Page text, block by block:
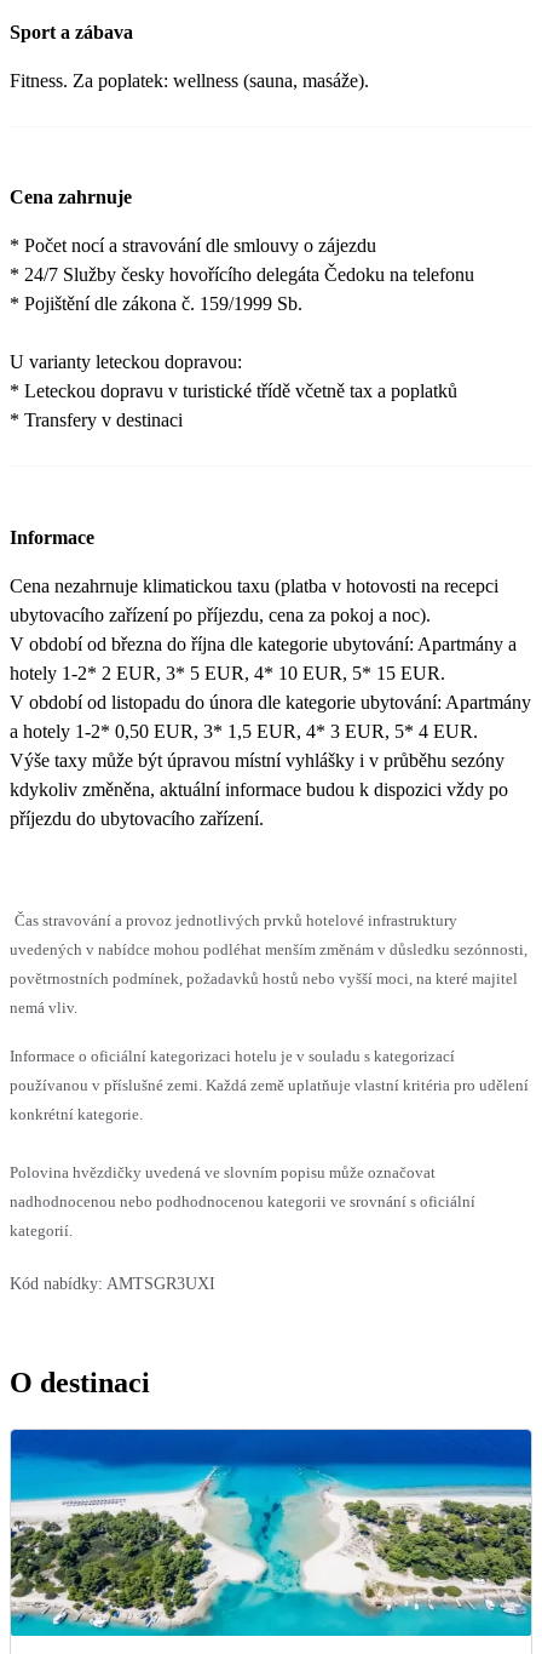
Sport a zábava
Fitness. Za poplatek: wellness (sauna, masáže).
Cena zahrnuje
* Počet nocí a stravování dle smlouvy o zájezdu
* 24/7 Služby česky hovořícího delegáta Čedoku na telefonu
* Pojištění dle zákona č. 159/1999 Sb.
U varianty leteckou dopravou:
* Leteckou dopravu v turistické třídě včetně tax a poplatků
* Transfery v destinaci
Informace
Cena nezahrnuje klimatickou taxu (platba v hotovosti na recepci
ubytovacího zařízení po příjezdu, cena za pokoj a noc).
V období od března do října dle kategorie ubytování: Apartmány a
hotely 1-2* 2 EUR, 3* 5 EUR, 4* 10 EUR, 5* 15 EUR.
V období od listopadu do února dle kategorie ubytování: Apartmány
a hotely 1-2* 0,50 EUR, 3* 1,5 EUR, 4* 3 EUR, 5* 4 EUR.
Výše taxy může být úpravou místní vyhlášky i v průběhu sezóny
kdykoliv změněna, aktuální informace budou k dispozici vždy po
příjezdu do ubytovacího zařízení.
Čas stravování a provoz jednotlivých prvků hotelové infrastruktury
uvedených v nabídce mohou podléhat menším změnám v důsledku sezónnosti,
povětrnostních podmínek, požadavků hostů nebo vyšší moci, na které majitel
nemá vliv.
Informace o oficiální kategorizaci hotelu je v souladu s kategorizací
používanou v příslušné zemi. Každá země uplatňuje vlastní kritéria pro udělení
konkrétní kategorie.
Polovina hvězdičky uvedená ve slovním popisu může označovat
nadhodnocenou nebo podhodnocenou kategorii ve srovnání s oficiální
kategorií.
Kód nabídky: AMTSGR3UXI
O destinaci